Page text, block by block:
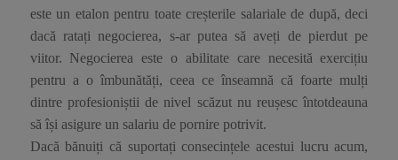
este un etalon pentru toate creșterile salariale de după, deci
dacă ratați negocierea, s-ar putea să aveți de pierdut pe
viitor. Negocierea este o abilitate care necesită exercițiu
pentru a o îmbunătăți, ceea ce înseamnă că foarte mulți
dintre profesioniștii de nivel scăzut nu reușesc întotdeauna
să își asigure un salariu de pornire potrivit.
Dacă bănuiți că suportați consecințele acestui lucru acum,